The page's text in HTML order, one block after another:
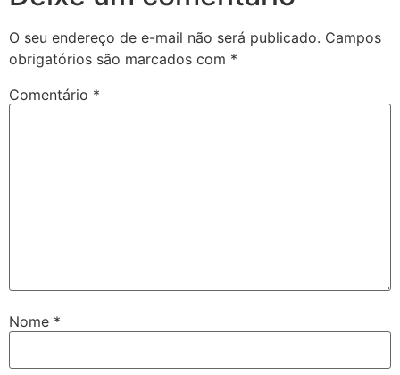
O seu endereço de e-mail não será publicado. Campos
obrigatórios são marcados com *
Comentário *
Nome *